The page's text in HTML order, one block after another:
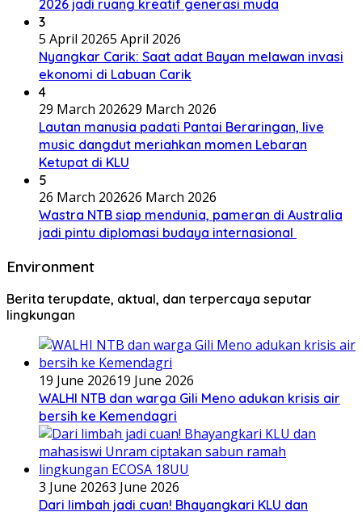
2026 jadi ruang kreatif generasi muda
3
5 April 20265 April 2026
Nyangkar Carik: Saat adat Bayan melawan invasi
ekonomi di Labuan Carik
4
29 March 202629 March 2026
Lautan manusia padati Pantai Beraringan, live
music dangdut meriahkan momen Lebaran
Ketupat di KLU
5
26 March 202626 March 2026
Wastra NTB siap mendunia, pameran di Australia
jadi pintu diplomasi budaya internasional
Environment
Berita terupdate, aktual, dan terpercaya seputar
lingkungan
19 June 202619 June 2026
WALHI NTB dan warga Gili Meno adukan krisis air
bersih ke Kemendagri
3 June 20263 June 2026
Dari limbah jadi cuan! Bhayangkari KLU dan